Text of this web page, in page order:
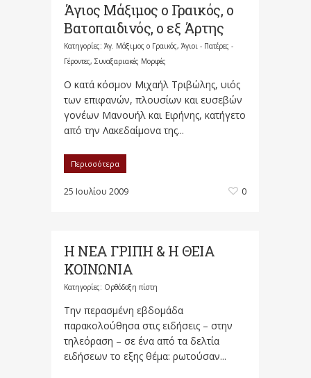
Άγιος Μάξιμος ο Γραικός, ο
Βατοπαιδινός, ο εξ Άρτης
Κατηγορίες: Άγ. Μάξιμος ο Γραικός, Άγιοι - Πατέρες -
Γέροντες, Συναξαριακές Μορφές
Ο κατά κόσμον Μιχαήλ Τριβώλης, υιός
των επιφανών, πλουσίων και ευσεβών
γονέων Μανουήλ και Ειρήνης, κατήγετο
από την Λακεδαίμονα της...
Περισσότερα
25 Ιουλίου 2009 0
Η ΝΕΑ ΓΡΙΠΗ & Η ΘΕΙΑ
ΚΟΙΝΩΝΙΑ
Κατηγορίες: Ορθόδοξη πίστη
Την περασμένη εβδομάδα
παρακολούθησα στις ειδήσεις – στην
τηλεόραση – σε ένα από τα δελτία
ειδήσεων το εξης θέμα: ρωτούσαν...